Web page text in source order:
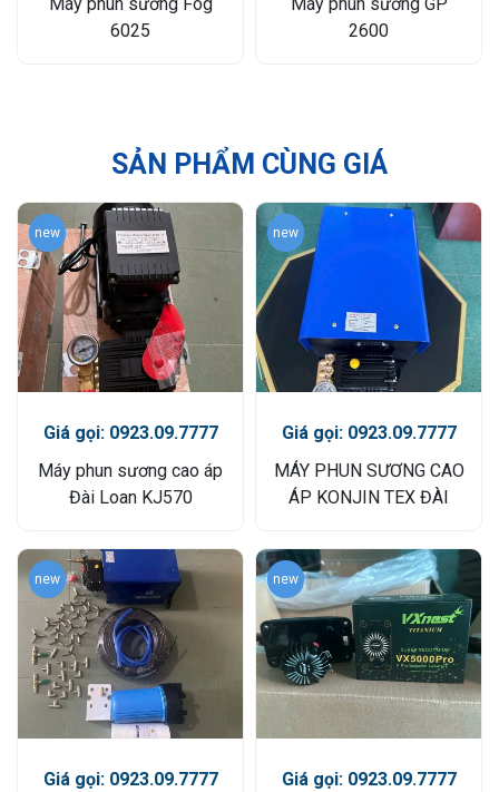
Máy phun sương Fog
6025
Máy phun sương GP
2600
SẢN PHẨM CÙNG GIÁ
new
Giá gọi: 0923.09.7777
Máy phun sương cao áp
Đài Loan KJ570
new
Giá gọi: 0923.09.7777
MÁY PHUN SƯƠNG CAO
ÁP KONJIN TEX ĐÀI
new
Giá gọi: 0923.09.7777
new
Giá gọi: 0923.09.7777